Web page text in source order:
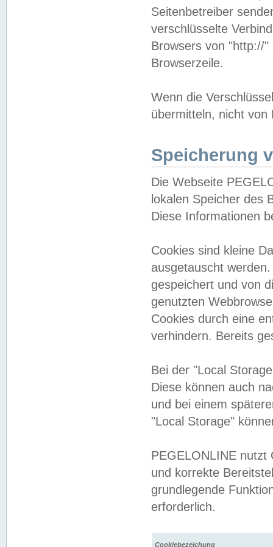
Seitenbetreiber
verschlüsselte
Browsers von "http://
Browserzeile.
Wenn die
übermitteln, nicht von
Speicherung
Die Webseite
lokalen Speicher des
Diese Informationen
Cookies sind kleine
ausgetauscht
gespeichert und von
genutzten
Cookies durch eine
verhindern. Bereits
Bei der "Local
Diese können auch
und bei einem
"Local Storage"
PEGELONLINE nutzt
und korrekte
grundlegende
erforderlich.
Cookiebezeichung